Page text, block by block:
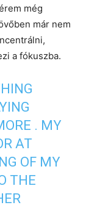
még
már nem
a fókuszba.
. MY
AT
OF MY
THE